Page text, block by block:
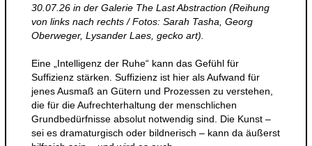
30.07.26 in der Galerie The Last Abstraction (Reihung
von links nach rechts / Fotos: Sarah Tasha, Georg
Oberweger, Lysander Laes, gecko art).
Eine „Intelligenz der Ruhe“ kann das Gefühl für
Suffizienz stärken. Suffizienz ist hier als Aufwand für
jenes Ausmaß an Gütern und Prozessen zu verstehen,
die für die Aufrechterhaltung der menschlichen
Grundbedürfnisse absolut notwendig sind. Die Kunst –
sei es dramaturgisch oder bildnerisch – kann da äußerst